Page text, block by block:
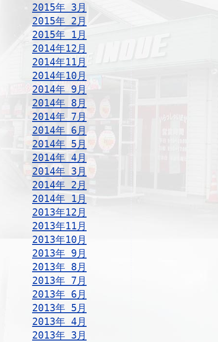
2015年 3月
2015年 2月
2015年 1月
2014年12月
2014年11月
2014年10月
2014年 9月
2014年 8月
2014年 7月
2014年 6月
2014年 5月
2014年 4月
2014年 3月
2014年 2月
2014年 1月
2013年12月
2013年11月
2013年10月
2013年 9月
2013年 8月
2013年 7月
2013年 6月
2013年 5月
2013年 4月
2013年 3月